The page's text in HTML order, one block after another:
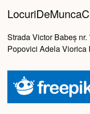
Strada Victor Babeș
Popovici Adela Viorica